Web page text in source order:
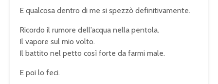
E qualcosa dentro di me si spezzò definitivamente.
Ricordo il rumore dell’acqua nella pentola.
Il vapore sul mio volto.
Il battito nel petto così forte da farmi male.
E poi lo feci.